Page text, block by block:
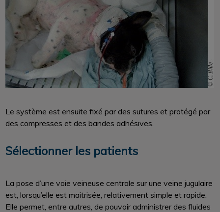
Le système est ensuite fixé par des sutures et protégé par
des compresses et des bandes adhésives.
Sélectionner les patients
La pose d’une voie veineuse centrale sur une veine jugulaire
est, lorsqu’elle est maitrisée, relativement simple et rapide.
Elle permet, entre autres, de pouvoir administrer des fluides